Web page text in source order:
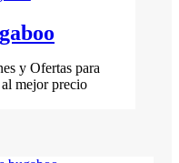
y Ofertas para
mejor precio